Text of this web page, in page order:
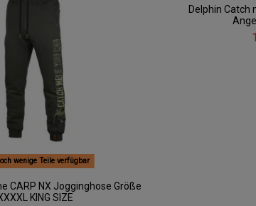
wenige Teile verfügbar
CARP NX Jogginghose Größe
KING SIZE
Delphin Catch